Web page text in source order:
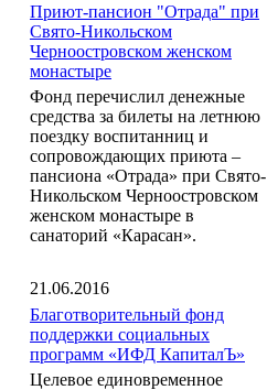
Приют-пансион "Отрада" при
Свято-Никольском
Черноостровском женском
монастыре
Фонд перечислил денежные
средства за билеты на летнюю
поездку воспитанниц и
сопровождающих приюта –
пансиона «Отрада» при Свято-
Никольском Черноостровском
женском монастыре в
санаторий «Карасан».
21.06.2016
Благотворительный фонд
поддержки социальных
программ «ИФД КапиталЪ»
Целевое единовременное